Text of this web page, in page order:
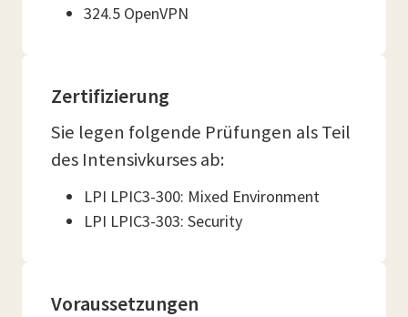
324.5 OpenVPN
Zertifizierung
Sie legen folgende Prüfungen als Teil
des Intensivkurses ab:
LPI LPIC3-300: Mixed Environment
LPI LPIC3-303: Security
Voraussetzungen